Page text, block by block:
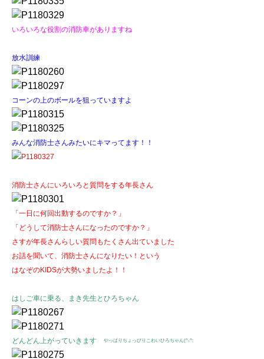
いろいろな役割の消防車がありますね
放水訓練
コーンの上のボールを狙っていますよ
みんな消防士さんみたいにキマってます！！
消防士さんにいろいろと質問をする年長さん
「一日に何回出動するのですか？」
「どうして消防士さんになったのですか？」
さすが年長さんらしい質問もたくさん出ていました
お話を聞いて、消防士さんになりたい！という
はなぞのKIDSが大勢いましたよ！！
はしご車に乗る、まき先生とひろちゃん
どんどん上がっていきます やっぱりちょっぴりこわいひろちゃん(^-^;